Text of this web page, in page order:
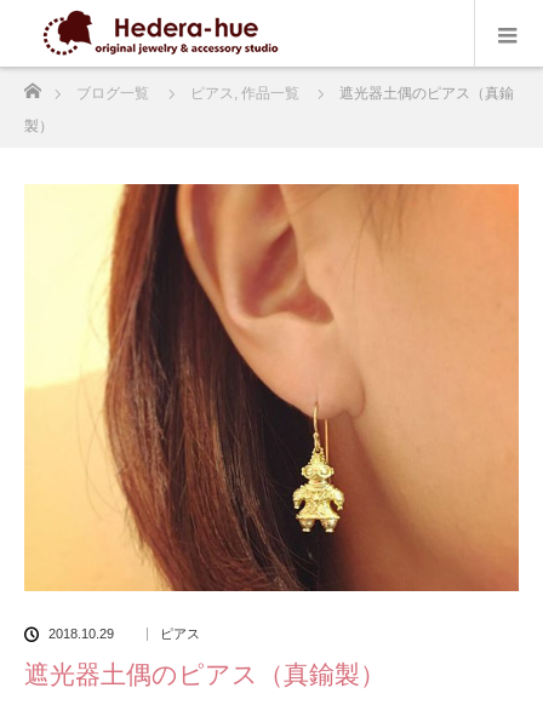
ブログ一覧 ピアス , 作品一覧
遮光器土偶のピアス（真鍮
製）
2018.10.29 ピアス
遮光器土偶のピアス（真鍮製）